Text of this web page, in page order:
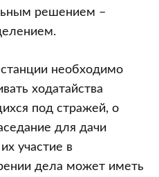
решением –
необходимо
ходатайства
под стражей, о
для дачи
участие в
дела может иметь